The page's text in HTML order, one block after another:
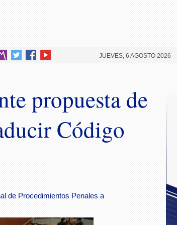
JUEVES, 6 AGOSTO 2026
propuesta de
Código
de Procedimientos Penales a